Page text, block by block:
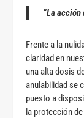
“La
Frente a la
claridad en
una alta dosis
anulabilidad se
puesto a
la protección